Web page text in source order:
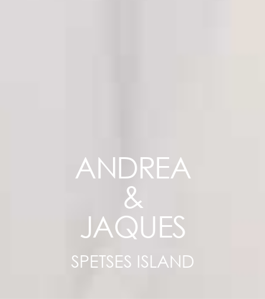
ANDREA
&
JAQUES
SPETSES ISLAND